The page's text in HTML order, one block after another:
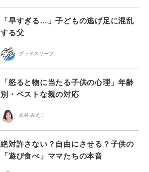
「早すぎる…」子どもの逃げ足に混乱
する父
グッドスリープ
「怒ると物に当たる子供の心理」年齢
別・ベストな親の対応
高谷 みえこ
絶対許さない？自由にさせる？子供の
「遊び食べ」ママたちの本音